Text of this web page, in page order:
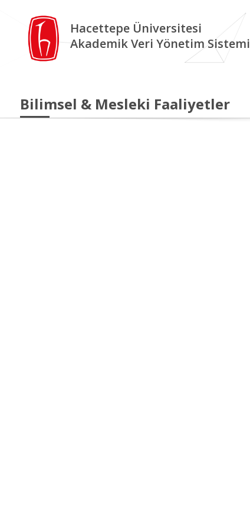
Hacettepe Üniversitesi
Akademik Veri Yönetim Sistemi
Bilimsel & Mesleki Faaliyetler